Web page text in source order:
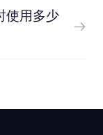
使用多少